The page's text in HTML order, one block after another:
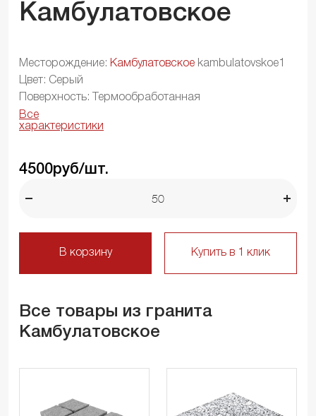
Камбулатовское
Месторождение: Камбулатовское kambulatovskoe1
Цвет: Серый
Поверхность: Термообработанная
Все
характеристики
4500руб/шт.
В корзину Купить в 1 клик
Все товары из гранита
Камбулатовское